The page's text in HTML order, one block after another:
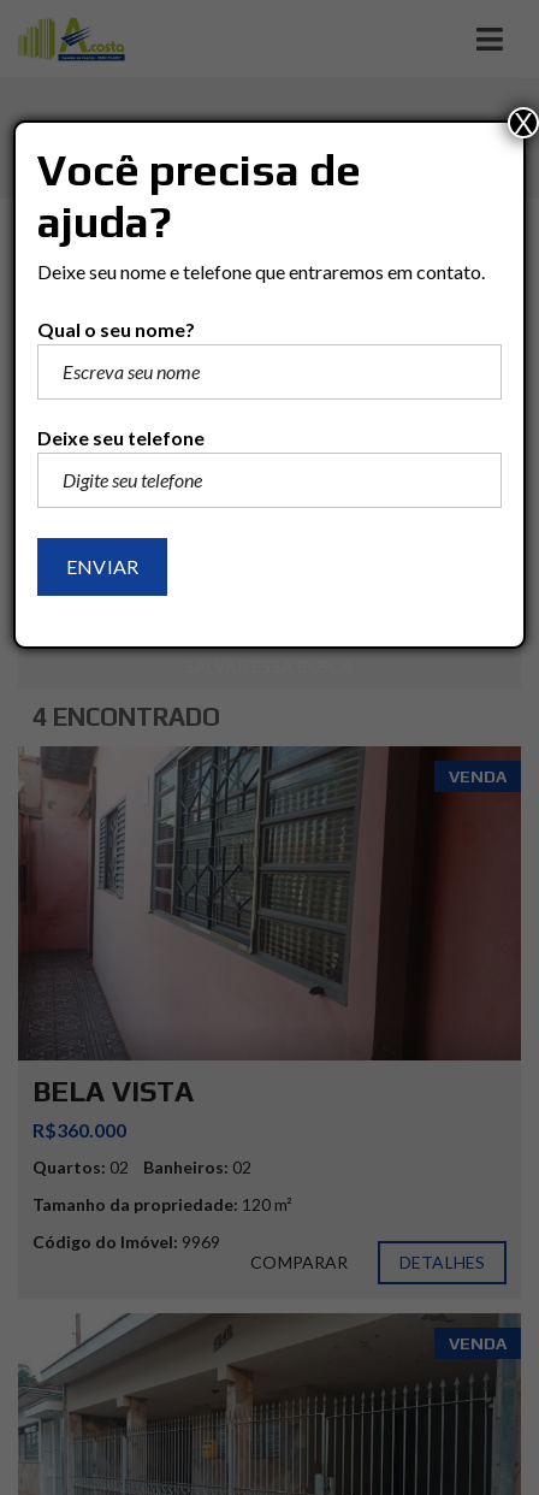
TIPO DE NEGÓCIO
TIPO DO IMÓVEL
VALOR(R$)
4 ENCONTRADO
VENDA
BELA VISTA
R$360.000
Quartos: 02 Banheiros: 02
Tamanho da propriedade: 120 m²
Código do Imóvel: 9969
COMPARAR
DETALHES
VENDA
Você precisa de
ajuda?
Deixe seu nome e telefone que entraremos em contato.
Qual o seu nome?
Deixe seu telefone
X